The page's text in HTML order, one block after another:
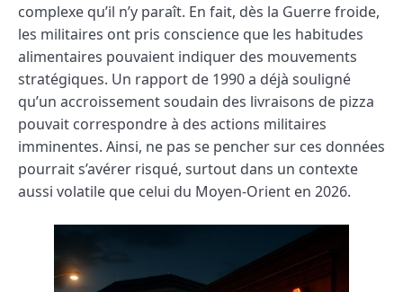
complexe qu’il n’y paraît. En fait, dès la Guerre froide,
les militaires ont pris conscience que les habitudes
alimentaires pouvaient indiquer des mouvements
stratégiques. Un rapport de 1990 a déjà souligné
qu’un accroissement soudain des livraisons de pizza
pouvait correspondre à des actions militaires
imminentes. Ainsi, ne pas se pencher sur ces données
pourrait s’avérer risqué, surtout dans un contexte
aussi volatile que celui du Moyen-Orient en 2026.